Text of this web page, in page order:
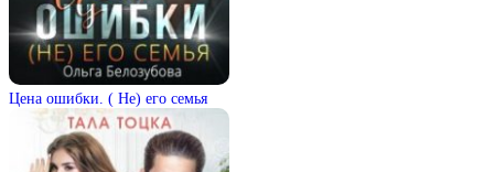
Цена ошибки. ( Не) его семья